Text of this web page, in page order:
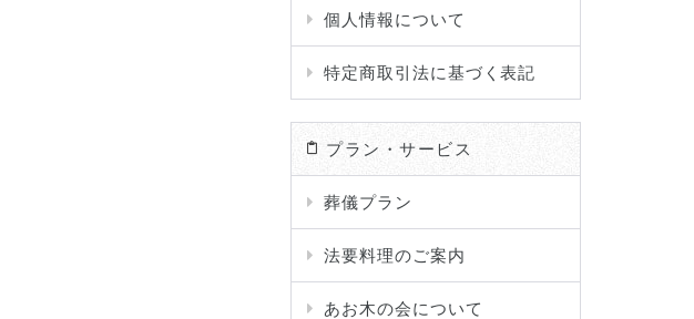
個人情報について
特定商取引法に基づく表記
プラン・サービス
葬儀プラン
法要料理のご案内
あお木の会について